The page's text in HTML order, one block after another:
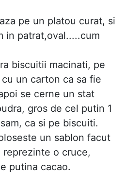
pe un platou curat, si
in patrat,oval.....cum
biscuitii macinati, pe
un carton ca sa fie
se cerne un stat
gros de cel putin 1
ca si pe biscuiti.
un sablon facut
o cruce,
putina cacao.